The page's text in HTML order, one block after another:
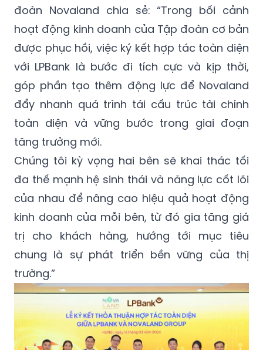
đoàn Novaland chia sẻ: “Trong bối cảnh
hoạt động kinh doanh của Tập đoàn cơ bản
được phục hồi, việc ký kết hợp tác toàn diện
với LPBank là bước đi tích cực và kịp thời,
góp phần tạo thêm động lực để Novaland
đẩy nhanh quá trình tái cấu trúc tài chính
toàn diện và vững bước trong giai đoạn
tăng trưởng mới.
Chúng tôi kỳ vọng hai bên sẽ khai thác tối
đa thế mạnh hệ sinh thái và năng lực cốt lõi
của nhau để nâng cao hiệu quả hoạt động
kinh doanh của mỗi bên, từ đó gia tăng giá
trị cho khách hàng, hướng tới mục tiêu
chung là sự phát triển bền vững của thị
trường.”